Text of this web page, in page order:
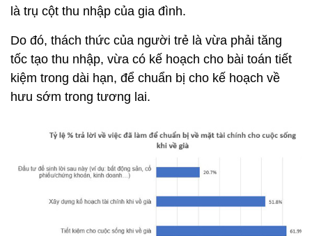
là trụ cột thu nhập của gia đình.
Do đó, thách thức của người trẻ là vừa phải tăng
tốc tạo thu nhập, vừa có kế hoạch cho bài toán tiết
kiệm trong dài hạn, để chuẩn bị cho kế hoạch về
hưu sớm trong tương lai.